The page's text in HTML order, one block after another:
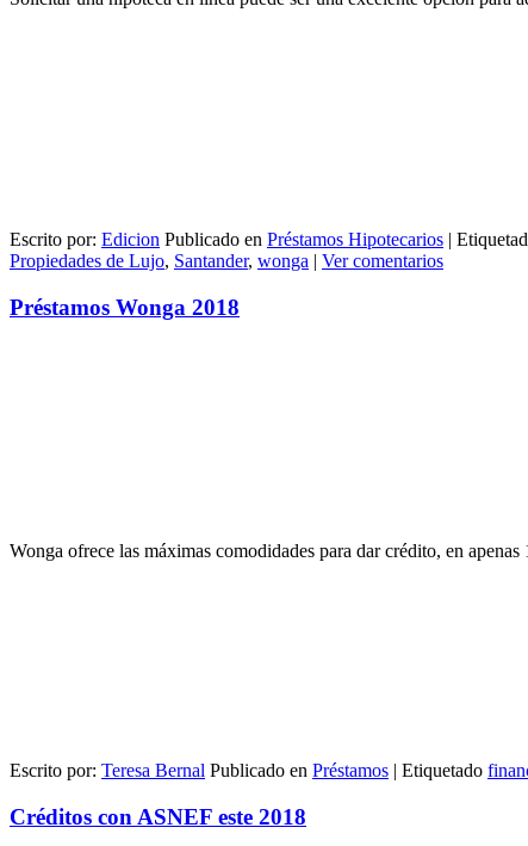
Escrito por: Edicion Publicado en Préstamos Hipotecarios |
Propiedades de Lujo, Santander, wonga | Ver comentarios
Préstamos Wonga 2018
Wonga ofrece las máximas comodidades para dar crédito, en
Escrito por: Teresa Bernal Publicado en Préstamos | Etiquetado
Créditos con ASNEF este 2018